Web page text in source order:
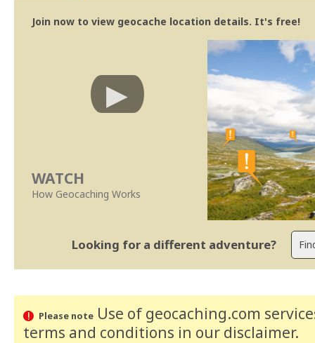
Join now to view geocache location details. It's free!
WATCH
How Geocaching Works
Looking for a different adventure?
Please noteUse of geocaching.com
terms and conditions in our disclaimer.